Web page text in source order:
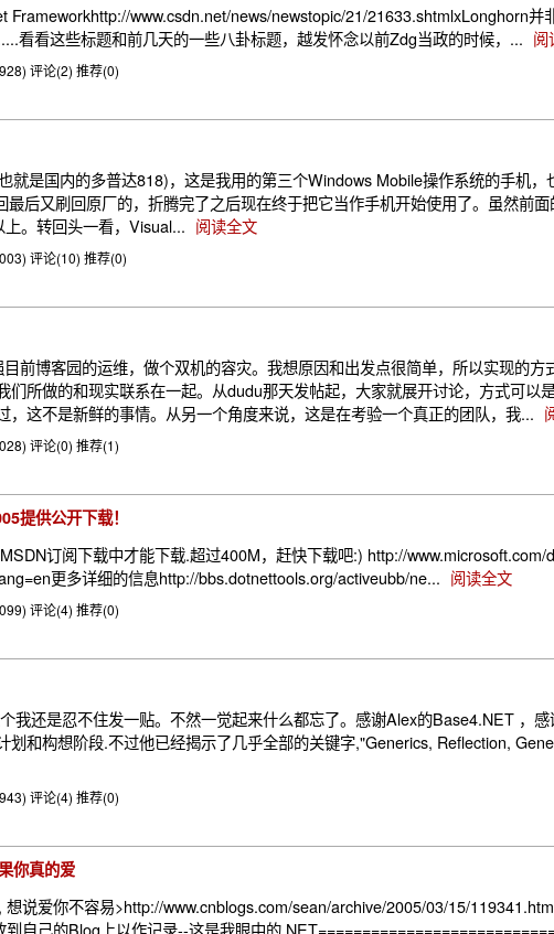
Frameworkhttp://www.csdn.net/news/newstopic/21/21633.shtmlxLonghorn
看看这些标题和前几天的一些八卦标题，越发怀念以前Zdg当政的时候，... 阅
评论(2) 推荐(0)
就是国内的多普达818)，这是我用的第三个Windows Mobile操作系统的手机，
后又刷回原厂的，折腾完了之后现在终于把它当作手机开始使用了。虽然前
。转回头一看，Visual... 阅读全文
评论(10) 推荐(0)
前博客园的运维，做个双机的容灾。我想原因和出发点很简单，所以实现的
们所做的和现实联系在一起。从dudu那天发帖起，大家就展开讨论，方式可以
，这不是新鲜的事情。从另一个角度来说，这是在考验一个真正的团队，我...
评论(0) 推荐(1)
提供公开下载！
订阅下载中才能下载.超过400M，赶快下载吧:) http://
更多详细的信息http://bbs.dotnettools.org/activeubb/ne... 阅读全文
评论(4) 推荐(0)
我还是忍不住发一贴。不然一觉起来什么都忘了。感谢Alex的Base4.NET ，
划和构想阶段.不过他已经揭示了几乎全部的关键字,"Generics, Reflection,
评论(4) 推荐(0)
你真的爱
说爱你不容易>http://www.cnblogs.com/sean/archive/2005/03/15/
自己的Blog上以作记录--这是我眼中的